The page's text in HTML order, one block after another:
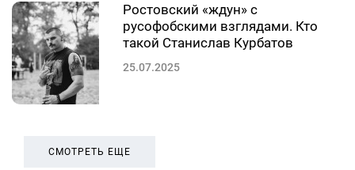
Ростовский «ждун» с
русофобскими взглядами. Кто
такой Станислав Курбатов
25.07.2025
СМОТРЕТЬ ЕЩЕ